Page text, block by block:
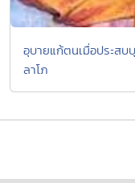
อุบายแก้ตนเมื่อประส
ลาโภ